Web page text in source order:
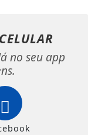
no seu app